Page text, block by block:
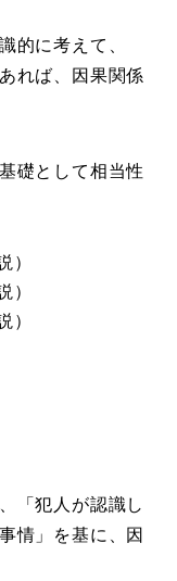
的に考えて、
れば、因果関係
礎として相当性
）
）
）
「犯人が認識し
情」を基に、因